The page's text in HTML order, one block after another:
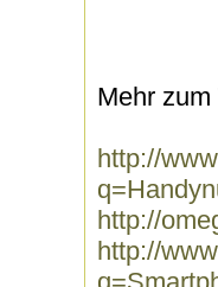
Mehr zum
http://
http://
http://